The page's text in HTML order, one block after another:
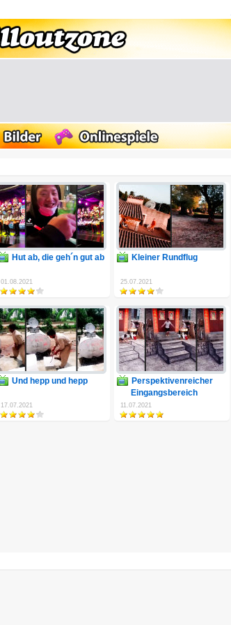
Hut ab, die geh´n gut ab
01.08.2021
Kleiner Rundflug
25.07.2021
Und hepp und hepp
17.07.2021
Perspektivenreicher
Eingangsbereich
11.07.2021